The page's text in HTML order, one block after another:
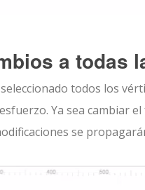
a todas
todos los
Ya sea cambiar
se